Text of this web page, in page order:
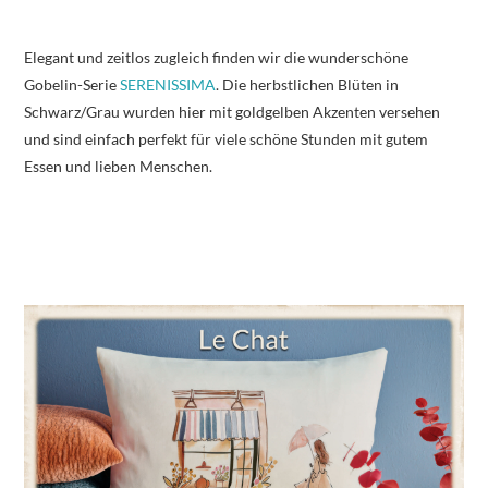
Elegant und zeitlos zugleich finden wir die wunderschöne
Gobelin-SerieSERENISSIMA. Die herbstlichen Blüten in
Schwarz/Grau wurden hier mit goldgelben Akzenten versehen
und sind einfach perfekt für viele schöne Stunden mit gutem
Essen und lieben Menschen.